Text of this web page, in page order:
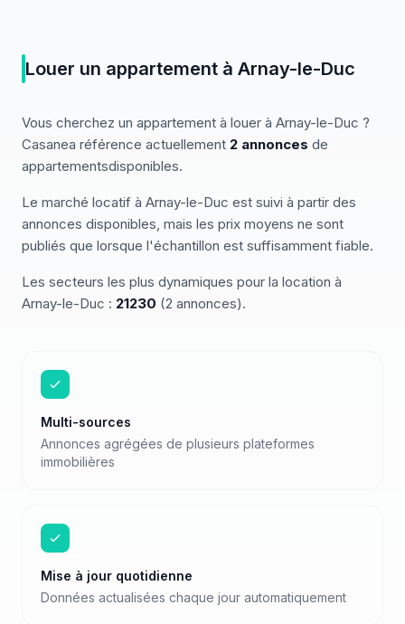
Louer un appartement à Arnay-le-Duc
Vous cherchez un appartement à louer à Arnay-le-Duc ?
Casanea référence actuellement 2 annonces de
appartementsdisponibles.
Le marché locatif à Arnay-le-Duc est suivi à partir des
annonces disponibles, mais les prix moyens ne sont
publiés que lorsque l'échantillon est suffisamment fiable.
Les secteurs les plus dynamiques pour la location à
Arnay-le-Duc : 21230 (2 annonces).
Multi-sources
Annonces agrégées de plusieurs plateformes
immobilières
Mise à jour quotidienne
Données actualisées chaque jour automatiquement